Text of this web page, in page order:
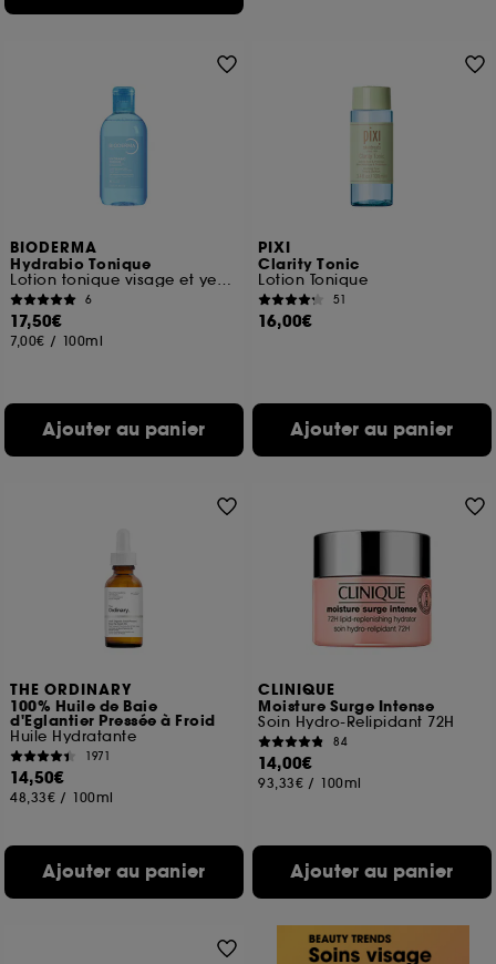
BIODERMA
Hydrabio Tonique
Lotion tonique visage et yeux peaux sensibles déshydratées
6
17,50€
7,00€ / 100ml
Ajouter au panier
PIXI
Clarity Tonic
Lotion Tonique
51
16,00€
Ajouter au panier
THE ORDINARY
100% Huile de Baie
d'Eglantier Pressée à Froid
Huile Hydratante
1971
14,50€
48,33€ / 100ml
Ajouter au panier
CLINIQUE
Moisture Surge Intense
Soin Hydro-Relipidant 72H
84
14,00€
93,33€ / 100ml
Ajouter au panier